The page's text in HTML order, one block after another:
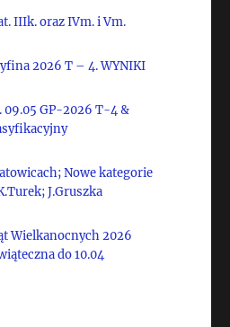
IIIk. oraz IVm. i Vm.
2026 T – 4. WYNIKI
09.05 GP-2026 T-4 &
Nowe kategorie
J.Gruszka
Wielkanocnych 2026
do 10.04